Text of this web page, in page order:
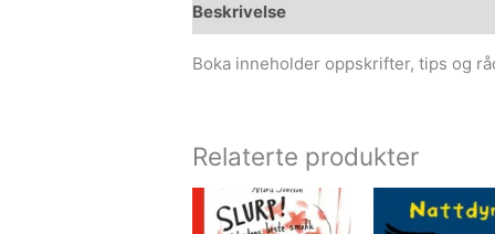
Beskrivelse
Boka inneholder oppskrifter, tips og
Relaterte produkter